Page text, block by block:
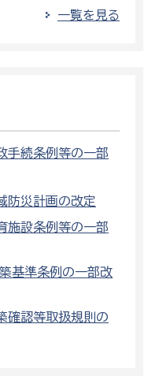
一覧を見る
手続条例等の一部
防災計画の改定
施設条例等の一部
築基準条例の一部改
確認等取扱規則の